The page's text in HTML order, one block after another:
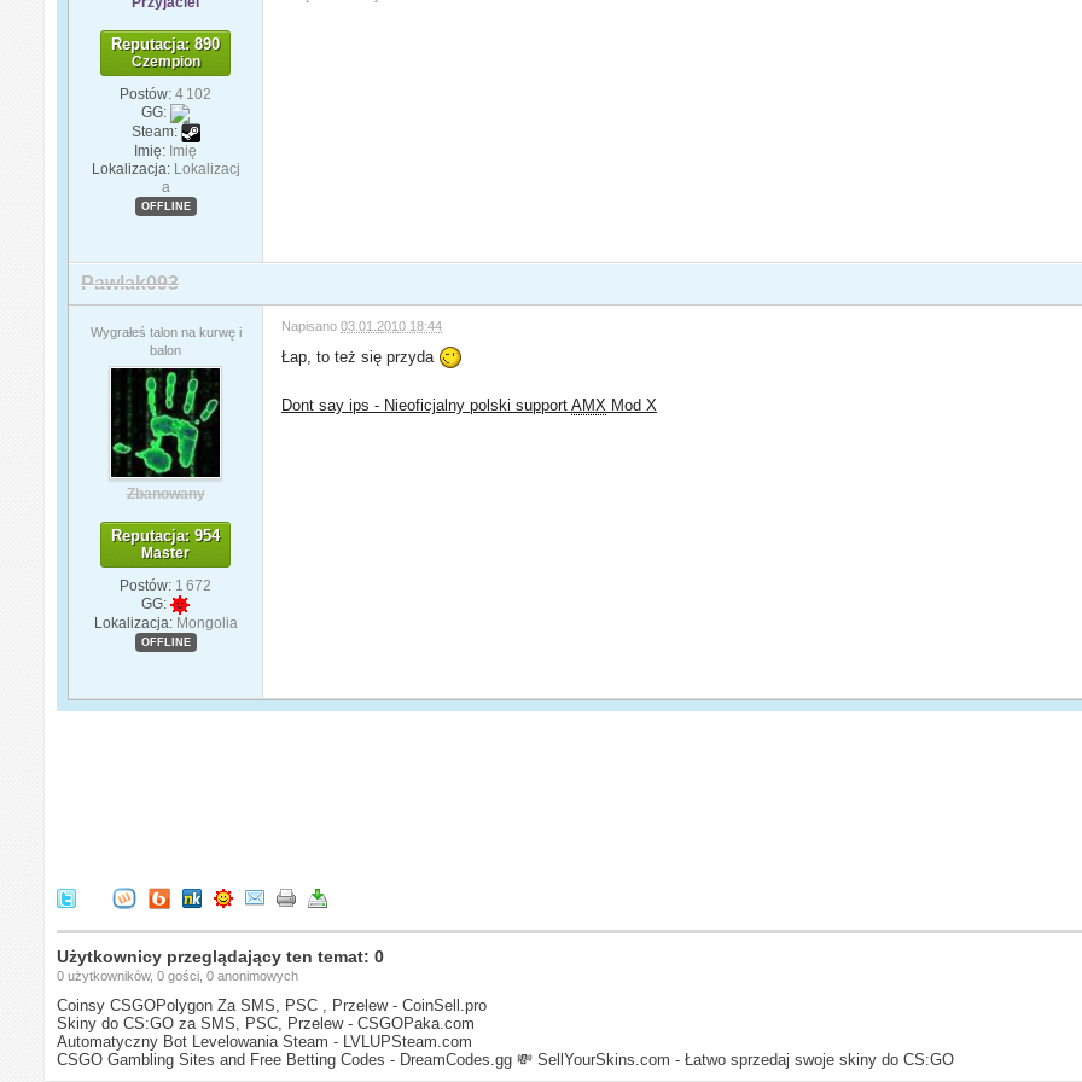
Reputacja: 890
Czempion
Postów: 4 102
GG:
Steam:
Imię: Imię
Lokalizacja: Lokalizacj
a
OFFLINE
Pawlak093
Wygrałeś talon na kurwę i
balon
Zbanowany
Reputacja: 954
Master
Postów: 1 672
GG:
Lokalizacja: Mongolia
OFFLINE
Napisano03.01.2010 18:44
Łap, to też się przyda
Dont say ips - Nieoficjalny polski supportAMX Mod X
Użytkownicy przeglądający ten temat: 0
0 użytkowników, 0 gości, 0 anonimowych
Coinsy CSGOPolygon Za SMS, PSC , Przelew - CoinSell.pro
Skiny do CS:GO za SMS, PSC, Przelew - CSGOPaka.com
Automatyczny Bot Levelowania Steam - LVLUPSteam.com
CSGO Gambling Sites and Free Betting Codes - DreamCodes.gg 💸 SellYourSkins.com - Łatwo sprzedaj swoje skiny do CS:GO